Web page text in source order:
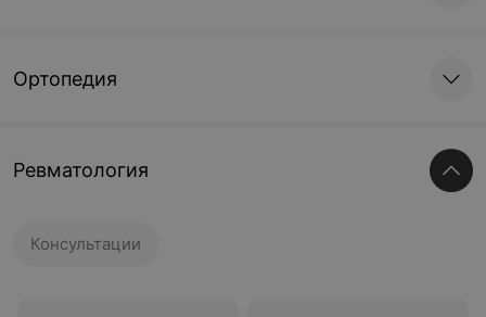
Ортопедия
Ревматология
Консультации